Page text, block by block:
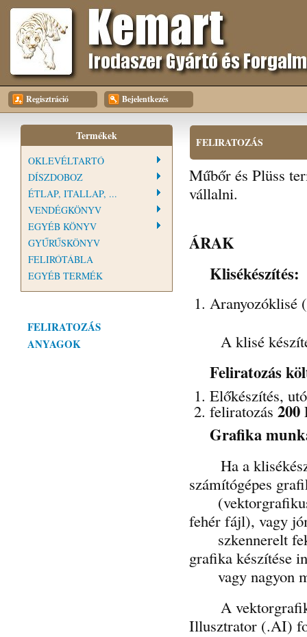
Regisztráció Bejelentkezés
Termékek
OKLEVÉLTARTÓ
DÍSZDOBOZ
ÉTLAP, ITALLAP, ...
VENDÉGKÖNYV
EGYÉB KÖNYV
GYŰRŰSKÖNYV
FELIRÓTÁBLA
EGYÉB TERMÉK
FELIRATOZÁS
ANYAGOK
FELIRATOZÁS
Műbőr és Plüss
vállalni.
ÁRAK
Klisékészítés:
Aranyozóklisé
A klisé készítés
Feliratozás
Előkészítés,
feliratozás200
Grafika
Ha a
számítógépes
(vektorgrafikus
fehér fájl), vagy
szkennerelt
grafika készítése
vagy nagyon
A
Illusztrator (.AI)